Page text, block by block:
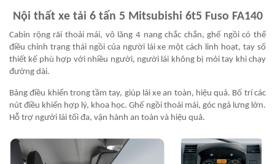
Nội thất xe tải 6 tấn 5 Mitsubishi 6t5 Fuso FA140
Cabin rộng rãi thoải mái, vô lăng 4 nang chắc chắn, ghế ngồi có thể
điều chỉnh trạng thái ngồi của người lái xe một cách linh hoạt, tay số
thiết kế phù hợp với nhiều người, người lái không bị mỏi tay khi chạy
đường dài.
Bảng điều khiển trong tầm tay, giúp lái xe an toàn, hiệu quả. Bố trí các
nút điều khiển hợp lý, khoa học. Ghế ngồi thoải mái, góc ngả lưng lớn.
Hỗ trợ người lái tối đa, vận hành an toàn và hiệu quả.